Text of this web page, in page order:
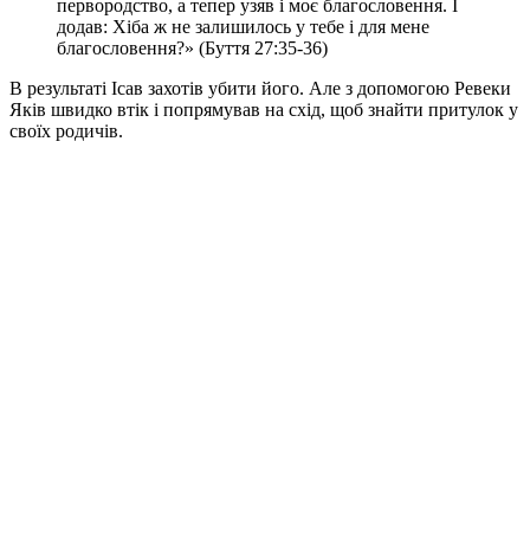
первородство, а тепер узяв і моє благословення. І
додав: Хіба ж не залишилось у тебе і для мене
благословення?» (Буття 27:35-36)
В результаті Ісав захотів убити його. Але з допомогою Ревеки
Яків швидко втік і попрямував на схід, щоб знайти притулок у
своїх родичів.